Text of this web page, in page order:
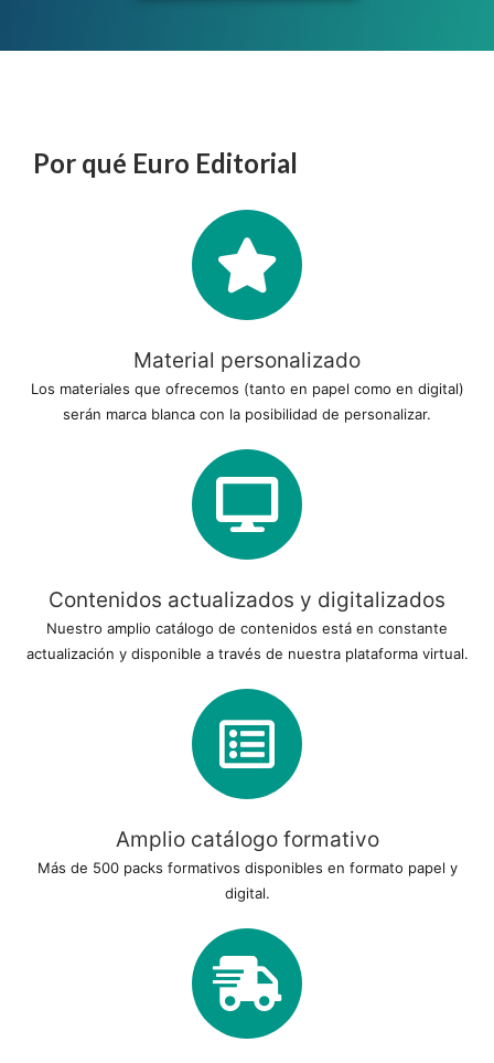
Por qué Euro Editorial
Material personalizado
Los materiales que ofrecemos (tanto en papel como en digital)
serán marca blanca con la posibilidad de personalizar.
Contenidos actualizados y digitalizados
Nuestro amplio catálogo de contenidos está en constante
actualización y disponible a través de nuestra plataforma virtual.
Amplio catálogo formativo
Más de 500 packs formativos disponibles en formato papel y
digital.